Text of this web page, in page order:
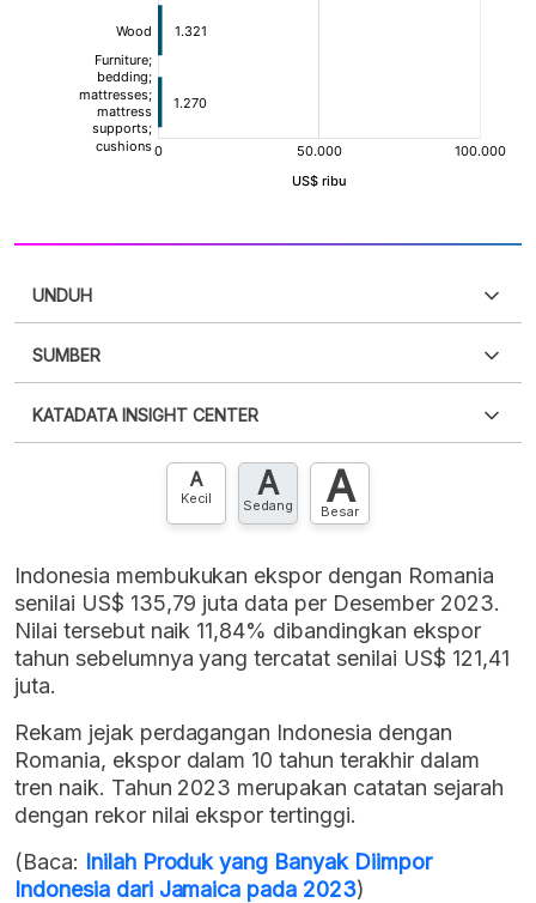
UNDUH
XLS
SUMBER
punya akun?Silakan Daftar sekarang
KATADATA INSIGHT CENTER
Hubungi sekarang »
A
Kecil A
Sedang A
Besar
Indonesia membukukan ekspor dengan Romania
senilai US$ 135,79 juta data per Desember 2023.
Nilai tersebut naik 11,84% dibandingkan ekspor
tahun sebelumnya yang tercatat senilai US$ 121,41
juta.
Rekam jejak perdagangan Indonesia dengan
Romania, ekspor dalam 10 tahun terakhir dalam
tren naik. Tahun 2023 merupakan catatan sejarah
dengan rekor nilai ekspor tertinggi.
(Baca: Inilah Produk yang Banyak Diimpor
Indonesia dari Jamaica pada 2023)